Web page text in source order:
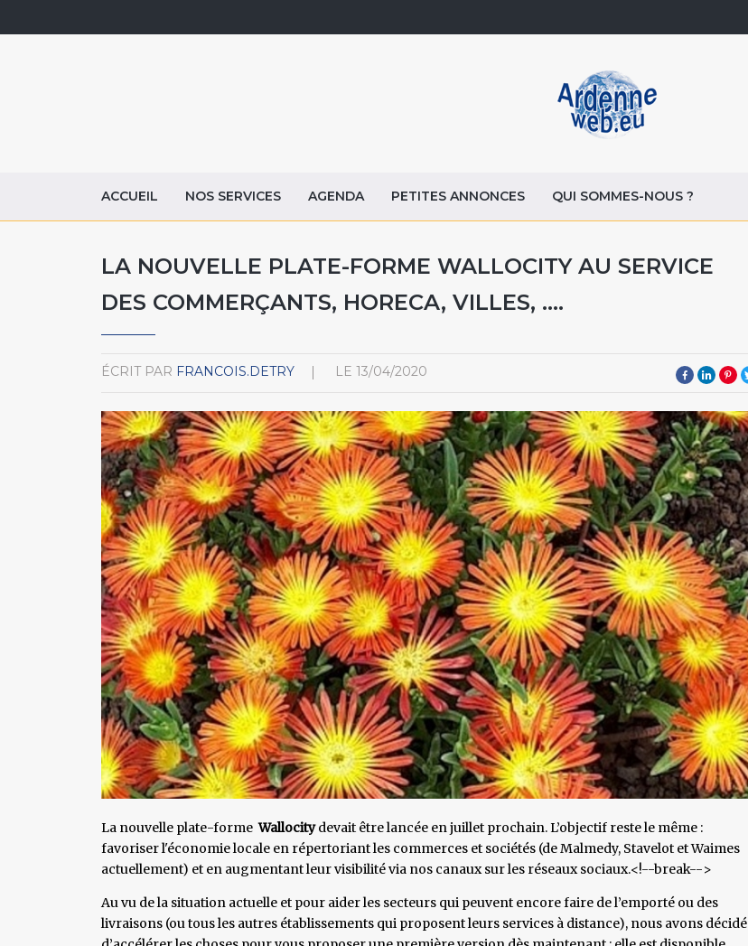
ACCUEIL NOS SERVICES AGENDA PETITES ANNONCES QUI SOMMES-NOUS ?
LA NOUVELLE PLATE-FORME WALLOCITY AU SERVICE
DES COMMERÇANTS, HORECA, VILLES, ….
ÉCRIT PAR FRANCOIS.DETRY LE 13/04/2020
La nouvelle plate-formeWallocitydevait être lancée en juillet prochain. L’objectif reste le même :
favoriser l'économie locale en répertoriant les commerces et sociétés (de Malmedy, Stavelot et Waimes
actuellement) et en augmentant leur visibilité via nos canaux sur les réseaux sociaux.<!--break-->
Au vu de la situation actuelle et pour aider les secteurs qui peuvent encore faire de l’emporté ou des
livraisons (ou tous les autres établissements qui proposent leurs services à distance), nous avons décidé